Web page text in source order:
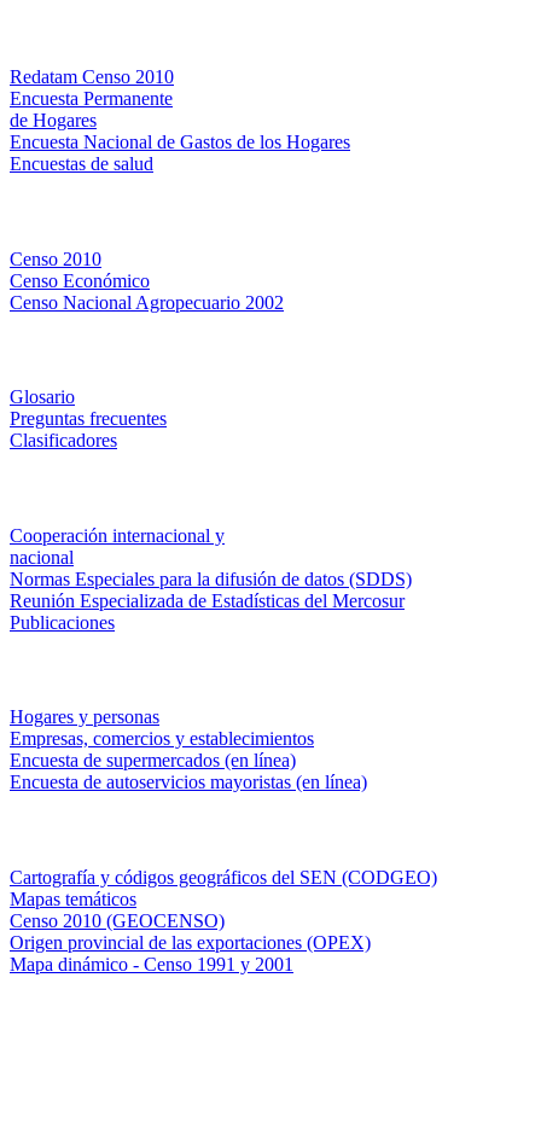
Redatam Censo 2010
Encuesta Permanente
de Hogares
Encuesta Nacional de Gastos de los Hogares
Encuestas de salud
Censo 2010
Censo Económico
Censo Nacional Agropecuario 2002
Glosario
Preguntas frecuentes
Clasificadores
Cooperación internacional y
nacional
Normas Especiales para la difusión de datos (SDDS)
Reunión Especializada de Estadísticas del Mercosur
Publicaciones
Hogares y personas
Empresas, comercios y establecimientos
Encuesta de supermercados (en línea)
Encuesta de autoservicios mayoristas (en línea)
Cartografía y códigos geográficos del SEN (CODGEO)
Mapas temáticos
Censo 2010 (GEOCENSO)
Origen provincial de las exportaciones (OPEX)
Mapa dinámico - Censo 1991 y 2001